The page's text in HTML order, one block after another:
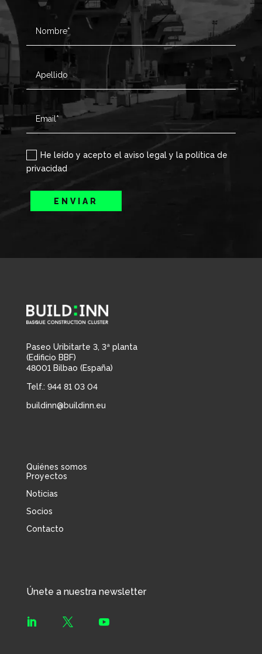
He leído y acepto el aviso legal y la política de
privacidad
ENVIAR
Paseo Uribitarte 3, 3ª planta
(Edificio BBF)
48001 Bilbao (España)
Telf.: 944 81 03 04
buildinn@buildinn.eu
Quiénes somos
Proyectos
Noticias
Socios
Contacto
Únete a nuestra newsletter
  